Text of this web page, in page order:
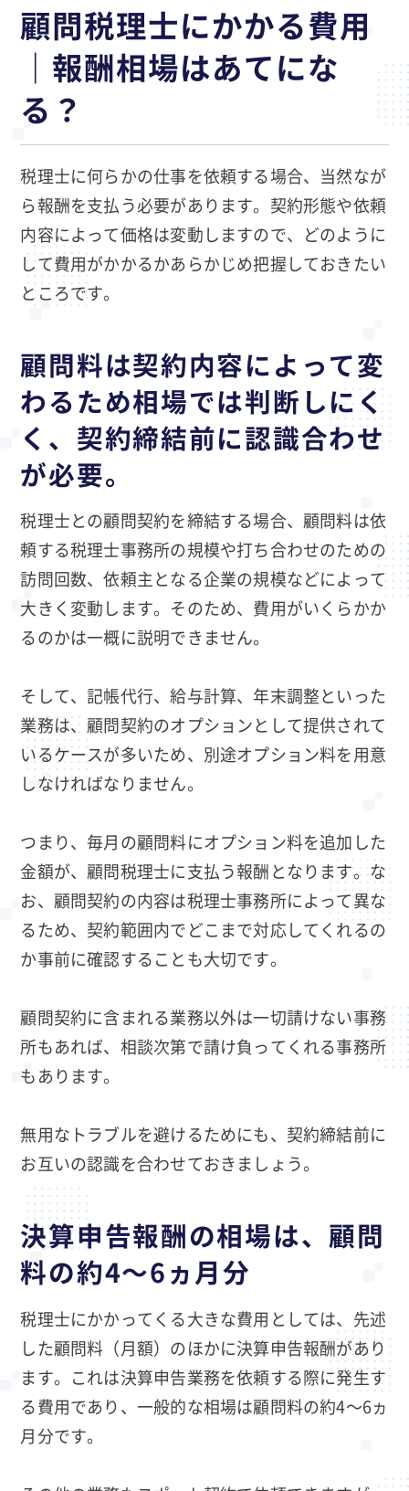
顧問税理士にかかる費用
｜報酬相場はあてにな
る？
税理士に何らかの仕事を依頼する場合、当然なが
ら報酬を支払う必要があります。契約形態や依頼
内容によって価格は変動しますので、どのように
して費用がかかるかあらかじめ把握しておきたい
ところです。
顧問料は契約内容によって変
わるため相場では判断しにく
く、契約締結前に認識合わせ
が必要。
税理士との顧問契約を締結する場合、顧問料は依
頼する税理士事務所の規模や打ち合わせのための
訪問回数、依頼主となる企業の規模などによって
大きく変動します。そのため、費用がいくらかか
るのかは一概に説明できません。
そして、記帳代行、給与計算、年末調整といった
業務は、顧問契約のオプションとして提供されて
いるケースが多いため、別途オプション料を用意
しなければなりません。
つまり、毎月の顧問料にオプション料を追加した
金額が、顧問税理士に支払う報酬となります。な
お、顧問契約の内容は税理士事務所によって異な
るため、契約範囲内でどこまで対応してくれるの
か事前に確認することも大切です。
顧問契約に含まれる業務以外は一切請けない事務
所もあれば、相談次第で請け負ってくれる事務所
もあります。
無用なトラブルを避けるためにも、契約締結前に
お互いの認識を合わせておきましょう。
決算申告報酬の相場は、顧問
料の約4～6ヵ月分
税理士にかかってくる大きな費用としては、先述
した顧問料（月額）のほかに決算申告報酬があり
ます。これは決算申告業務を依頼する際に発生す
る費用であり、一般的な相場は顧問料の約4～6ヵ
月分です。